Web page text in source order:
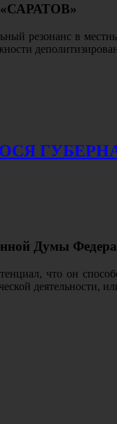
«САРАТОВ»
резонанс в
Думы
что он
деятельности,